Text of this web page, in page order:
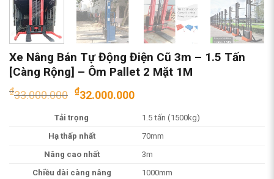
Xe Nâng Bán Tự Động Điện Cũ 3m – 1.5 Tấn
[Càng Rộng] – Ôm Pallet 2 Mặt 1M
₫33.000.000 Giá
là:
₫33.000.000.
₫32.000.000Giá
tại
là:
₫32.000.000.
Tải trọng
1.5 tấn (1500kg)
Hạ thấp nhất
70mm
Nâng cao nhất
3m
Chiều dài càng nâng
1000mm